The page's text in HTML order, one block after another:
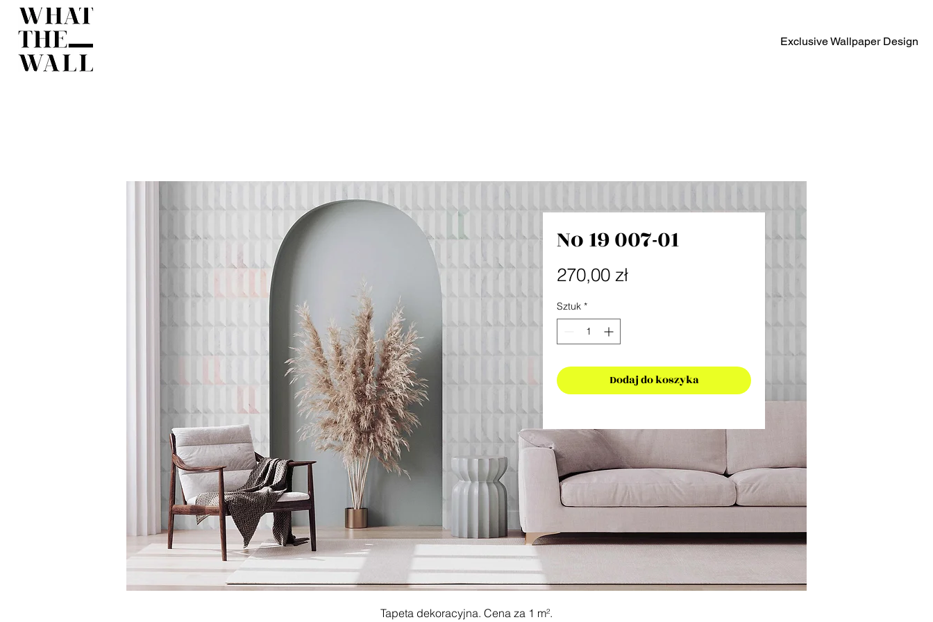
Exclusive Wallpaper Design
No 19 007-01
270,00 złCena
Sztuk *
Dodaj do koszyka
Tapeta dekoracyjna. Cena za 1 m².